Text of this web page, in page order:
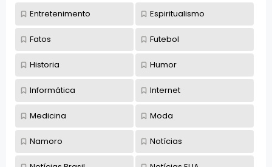
Entretenimento Espiritualismo
Fatos Futebol
Historia Humor
Informática Internet
Medicina Moda
Namoro Notícias